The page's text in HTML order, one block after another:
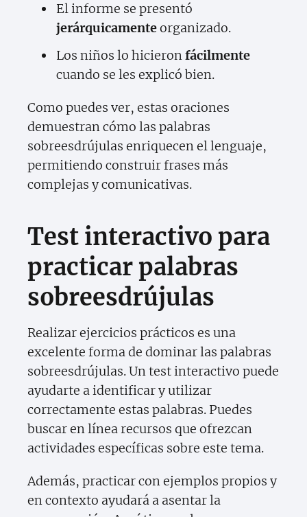
El informe se presentó
jerárquicamenteorganizado.
Los niños lo hicieronfácilmente
cuando se les explicó bien.
Como puedes ver, estas oraciones
demuestran cómo las palabras
sobreesdrújulas enriquecen el lenguaje,
permitiendo construir frases más
complejas y comunicativas.
Test interactivo para
practicar palabras
sobreesdrújulas
Realizar ejercicios prácticos es una
excelente forma de dominar las palabras
sobreesdrújulas. Un test interactivo puede
ayudarte a identificar y utilizar
correctamente estas palabras. Puedes
buscar en línea recursos que ofrezcan
actividades específicas sobre este tema.
Además, practicar con ejemplos propios y
en contexto ayudará a asentar la